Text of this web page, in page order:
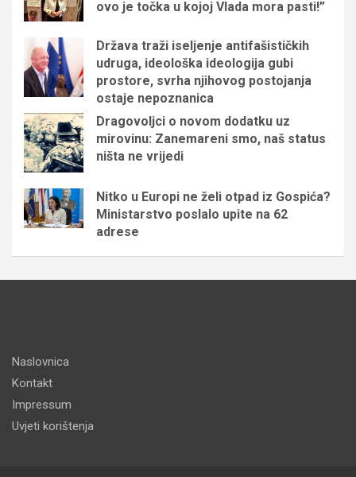
ovo je točka u kojoj Vlada mora pasti!”
Država traži iseljenje antifašističkih
udruga, ideološka ideologija gubi
prostore, svrha njihovog postojanja
ostaje nepoznanica
Dragovoljci o novom dodatku uz
mirovinu: Zanemareni smo, naš status
ništa ne vrijedi
Nitko u Europi ne želi otpad iz Gospića?
Ministarstvo poslalo upite na 62
adrese
Naslovnica
Kontakt
Impressum
Uvjeti korištenja